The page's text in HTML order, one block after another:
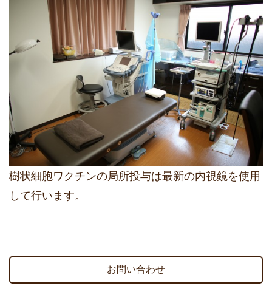
樹状細胞ワクチンの局所投与は最新の内視鏡を使用
して行います。
お問い合わせ